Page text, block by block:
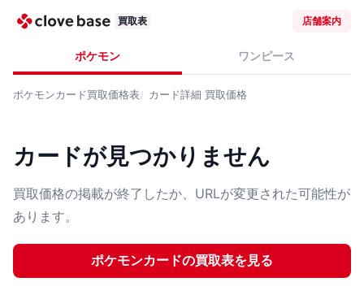
買取表 店舗案内
ポケモン ワンピース
ポケモンカード買取価格表 カード詳細 買取価格
カードが見つかりません
買取価格の掲載が終了したか、URLが変更された可能性が
あります。
ポケモンカードの買取表を見る